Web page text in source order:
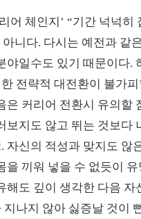
어 체인지’ “기간 넉넉히
니다. 다시는 예전과 같
일수도 있기 때문이다.
전략적 대전환이 불가피
은 커리어 전환시 유의할
보지도 않고 뛰는 것보다
자신의 적성과 맞지도 않
을 끼워 넣을 수 없듯이
도 깊이 생각한 다음 자
나지 않아 싫증날 것이